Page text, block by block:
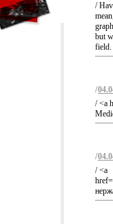
/
but
field.
/
/ <a
/
/ <a